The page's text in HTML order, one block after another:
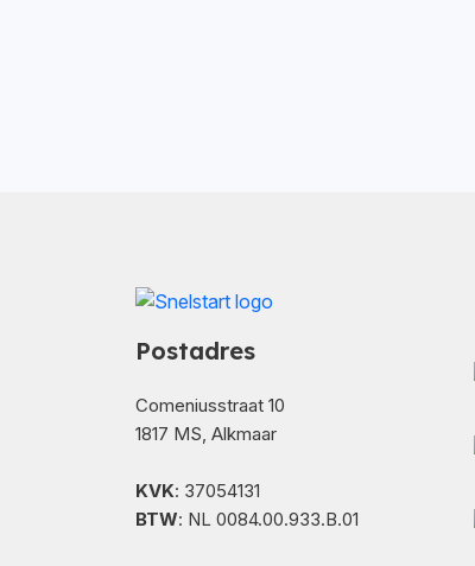
Postadres
Comeniusstraat 10
1817 MS, Alkmaar
KVK: 37054131
BTW: NL 0084.00.933.B.01